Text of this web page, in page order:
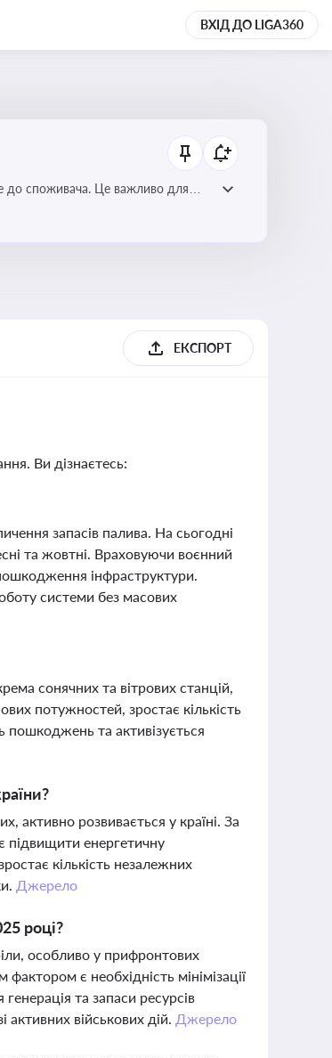
ВХІД ДО LIGA360
до споживача. Це важливо для
відновлюваних джерел
ЕКСПОРТ
Ви дізнаєтесь:
запасів палива. На сьогодні
та жовтні. Враховуючи воєнний
інфраструктури.
системи без масових
сонячних та вітрових станцій,
потужностей, зростає кількість
пошкоджень та активізується
активно розвивається у країні. За
підвищити енергетичну
кількість незалежних
Джерело
році?
особливо у прифронтових
є необхідність мінімізації
та запаси ресурсів
військових дій. Джерело